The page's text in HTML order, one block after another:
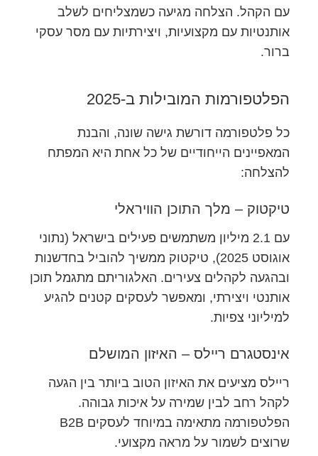
עם הקהל. הצלחה מגיעה כשמצליחים לשלב
אותנטיות עם מקצועיות, ויצירתיות עם מסר עסקי
ברור.
הפלטפורמות המובילות ב-2025
כל פלטפורמה דורשת גישה שונה, והבנת
המאפיינים הייחודיים של כל אחת היא המפתח
להצלחה:
טיקטוק – מלך התוכן הוויראלי
עם 2.1 מיליון משתמשים פעילים בישראל (נתוני
אוגוסט 2025), טיקטוק ממשיך להוביל בחדשנות
ובהגעה לקהלים צעירים. האלגוריתם מתגמל תוכן
אותנטי ויצירתי, ומאפשר לעסקים קטנים להגיע
למיליוני צפיות.
אינסטגרם ריילס – האיזון המושלם
ריילס מציעים את האיזון הטוב ביותר בין הגעה
לקהל רחב לבין שמירה על איכות גבוהה.
הפלטפורמה מתאימה במיוחד לעסקים B2B
שרוצים לשמור על מראה מקצועי.